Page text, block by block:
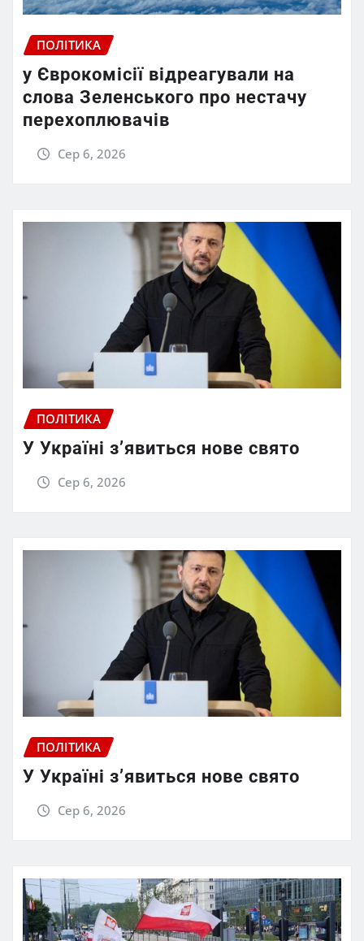
ПОЛІТИКА
у Єврокомісії відреагували на
слова Зеленського про нестачу
перехоплювачів
Сер 6, 2026
ПОЛІТИКА
У Україні з’явиться нове свято
Сер 6, 2026
ПОЛІТИКА
У Україні з’явиться нове свято
Сер 6, 2026